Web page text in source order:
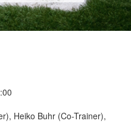
Heiko Buhr (Co-Trainer),